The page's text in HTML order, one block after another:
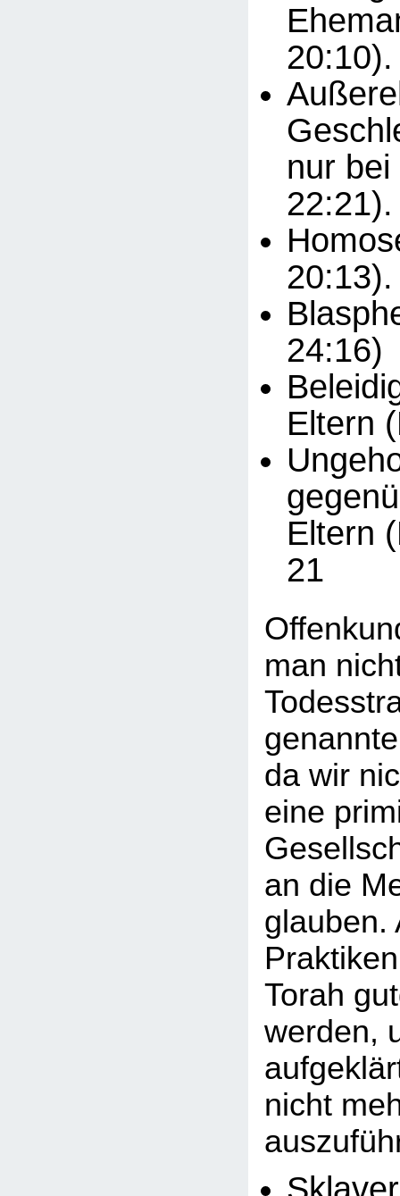
20:10).
nur
22:21).
20:13).
24:16)
Eltern
Eltern
21
man
da wir
eine
an die
glauben.
Torah
werden,
nicht